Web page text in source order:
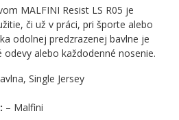
originálny a vtipný motív s
daj svetu vedieť, že poznáš svoj stroj
MALFINI Resist LS R05 je
či už v práci, pri športe alebo
odolnej predzrazenej bavlne je
alebo každodenné nosenie.
Single Jersey
– Malfini